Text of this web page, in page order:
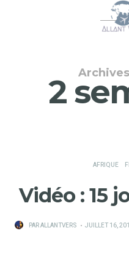
2
AFRIQUE
Vidéo : 15
PARALLANTVERS
PUBLIÉ
JUILLET 16,